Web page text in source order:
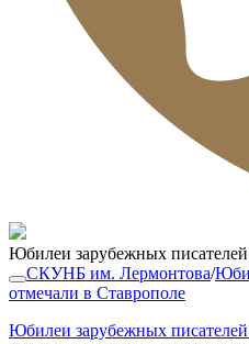
Юбилеи зарубежных
СКУНБ им. Лермонтова/
отмечали в Ставрополе
Юбилеи зарубежных